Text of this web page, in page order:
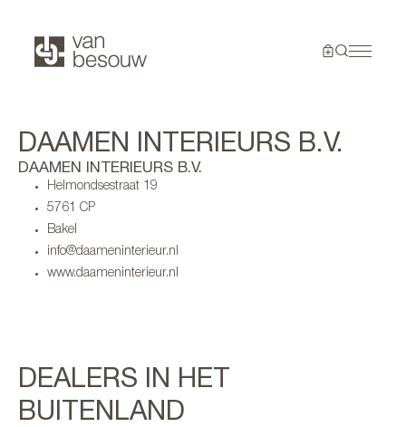
DAAMEN INTERIEURS B.V.
DAAMEN INTERIEURS B.V.
Helmondsestraat 19
5761 CP
Bakel
info@daameninterieur.nl
www.daameninterieur.nl
DEALERS IN HET
BUITENLAND